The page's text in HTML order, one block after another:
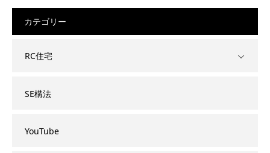
カテゴリー
RC住宅
SE構法
YouTube